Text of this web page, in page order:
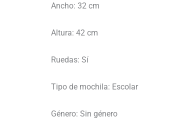
Ancho: 32 cm
Altura: 42 cm
Ruedas: Sí
Tipo de mochila: Escolar
Género: Sin género